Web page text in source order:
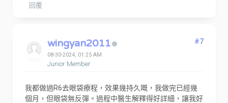
回覆
wingyan2011
08-30-2024, 01:25 AM
Junior Member
#7
我都做過R6去眼袋療程，效果幾持久嘅，我做完已經幾
個月，但眼袋無反彈。過程中醫生解釋得好詳細，讓我好